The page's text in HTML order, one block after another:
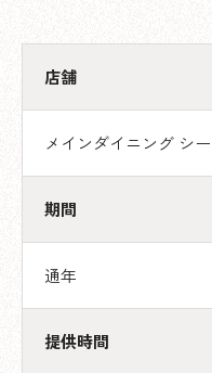
店舗
メインダイニング シ
期間
通年
提供時間